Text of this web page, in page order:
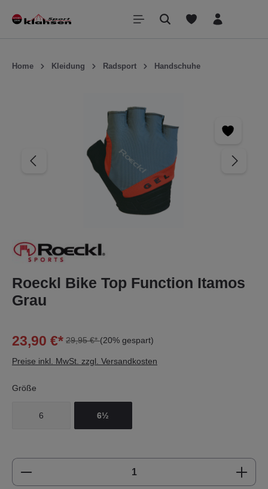
springen
Home Kleidung Radsport Handschuhe
Roeckl Bike Top Function Itamos
Grau
23,90 €* 29,95 €*(20% gespart)
Preise inkl. MwSt. zzgl. Versandkosten
Größe
6 6½
Produkt Anzahl: Gib den gewünschten